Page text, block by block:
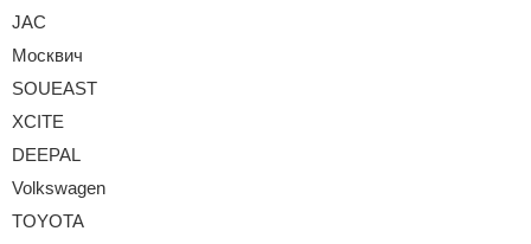
JAC
Москвич
SOUEAST
XCITE
DEEPAL
Volkswagen
TOYOTA